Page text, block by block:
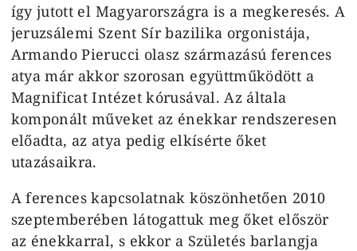
így jutott el Magyarországra is a megkeresés. A
jeruzsálemi Szent Sír bazilika orgonistája,
Armando Pierucci olasz származású ferences
atya már akkor szorosan együttműködött a
Magnificat Intézet kórusával. Az általa
komponált műveket az énekkar rendszeresen
előadta, az atya pedig elkísérte őket
utazásaikra.
A ferences kapcsolatnak köszönhetően 2010
szeptemberében látogattuk meg őket először
az énekkarral, s ekkor a Születés barlangja